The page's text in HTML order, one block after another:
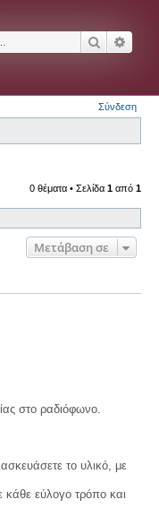
Σύνδεση
0 θέματα • Σελίδα 1 από 1
Μετάβαση σε
στο ραδιόφωνο.
το υλικό, με
κάθε εύλογο τρόπο και